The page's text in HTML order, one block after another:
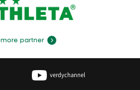
more partner
verdychannel